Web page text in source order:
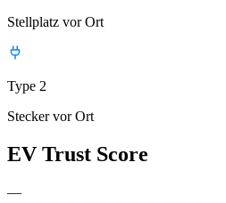
Stellplatz vor Ort
Type 2
Stecker vor Ort
EV Trust Score
—